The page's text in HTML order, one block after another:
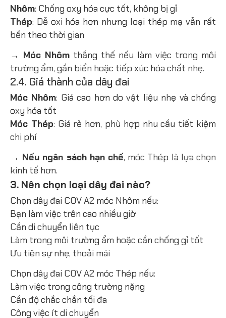
Nhôm: Chống oxy hóa cực tốt, không bị gỉ
Thép: Dễ oxi hóa hơn nhưng loại thép mạ vẫn rất
bền theo thời gian
→ Móc Nhôm thắng thế nếu làm việc trong môi
trường ẩm, gần biển hoặc tiếp xúc hóa chất nhẹ.
2.4. Giá thành của dây đai
Móc Nhôm: Giá cao hơn do vật liệu nhẹ và chống
oxy hóa tốt
Móc Thép: Giá rẻ hơn, phù hợp nhu cầu tiết kiệm
chi phí
→ Nếu ngân sách hạn chế, móc Thép là lựa chọn
kinh tế hơn.
3. Nên chọn loại dây đai nào?
Chọn dây đai COV A2 móc Nhôm nếu:
Bạn làm việc trên cao nhiều giờ
Cần di chuyển liên tục
Làm trong môi trường ẩm hoặc cần chống gỉ tốt
Ưu tiên sự nhẹ, thoải mái
Chọn dây đai COV A2 móc Thép nếu:
Làm việc trong công trường nặng
Cần độ chắc chắn tối đa
Công việc ít di chuyển